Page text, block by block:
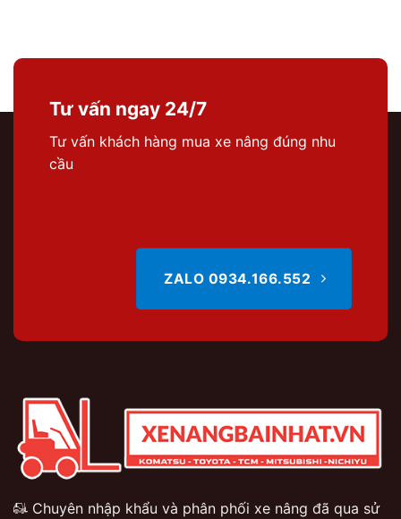
Tư vấn ngay 24/7
Tư vấn khách hàng mua xe nâng đúng nhu
cầu
ZALO 0934.166.552
Chuyên nhập khẩu và phân phối xe nâng đã qua sử